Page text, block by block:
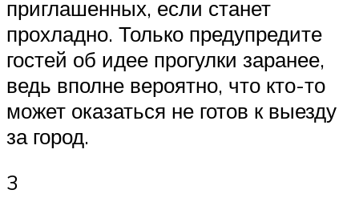
приглашенных, если станет
прохладно. Только предупредите
гостей об идее прогулки заранее,
ведь вполне вероятно, что кто-то
может оказаться не готов к выезду
за город.
3